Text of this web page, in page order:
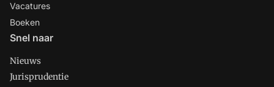
Vacatures
Boeken
Snel naar
Nieuws
Jurisprudentie